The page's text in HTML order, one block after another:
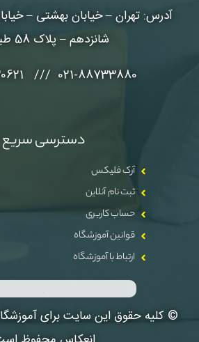
آدرس: تهران – خیابان بهشتی –
شانزدهم – پلاک 58 طبقه 3
021-88733880 /// 021-88730621
دسترسی سریع
آرک فلیکس
ثبت نام آنلاین
حساب کاربری
قوانین آموزشگاه
ارتباط با آموزشگاه
© کلیه حقوق این سایت برای